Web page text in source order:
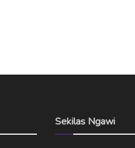
Sekilas Ngawi